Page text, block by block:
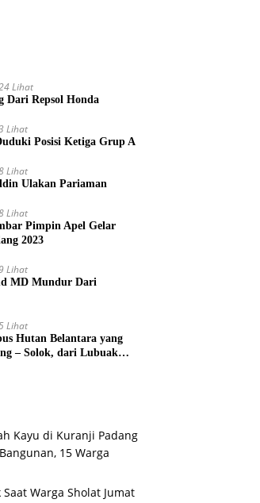
Lihat
Dari Repsol Honda
Lihat
Posisi Ketiga Grup A
Lihat
Ulakan Pariaman
Lihat
Pimpin Apel Gelar
2023
Lihat
MD Mundur Dari
Lihat
Hutan Belantara yang
– Solok, dari Lubuak
Kayu di Kuranji Padang
15 Warga
Warga Sholat Jumat